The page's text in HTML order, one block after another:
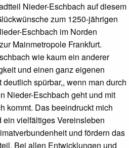
Nieder-Eschbach auf diesem
zum 1250-jährigen
Eschbach im Norden
Mainmetropole Frankfurt.
wie kaum ein anderer
und einen ganz eigenen
spürbar,, wenn man durch
Nieder-Eschbach geht und mit
kommt. Das beeindruckt mich
ein vielfältiges Vereinsleben
und fördern das
Bei allen Entwicklungen und